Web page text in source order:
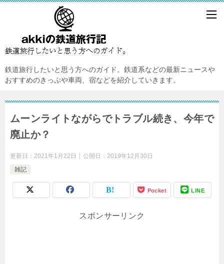
鉄道旅行したいと思う方へのガイド。鉄道系などの最新ニュースや
おすすめのきっぷや車両、宿などを紹介していきます。
ムーンライトながらでトラブル続き、今年で
廃止か？
更新日： 2021年1月22日 公開日： 2019年12月30日
雑記
Pocket LINE
スポンサーリンク